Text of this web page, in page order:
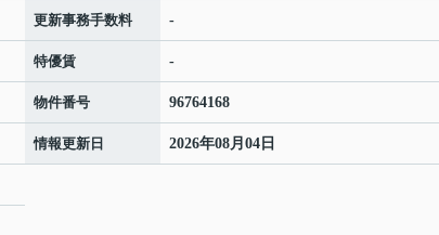
更新事務手数料 -
特優賃 -
物件番号 96764168
情報更新日 2026年08月04日